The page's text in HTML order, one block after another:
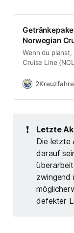
Norwegian
Wenn du
Cruise Line
später mit dem
müssen. Früher
viele Getränke
enthalten. Seit
❗ Letzte
Die letzte
darauf
zwingend
defekter